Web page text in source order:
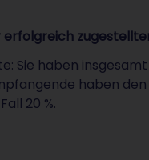
Sie haben insgesamt
haben
20 %.